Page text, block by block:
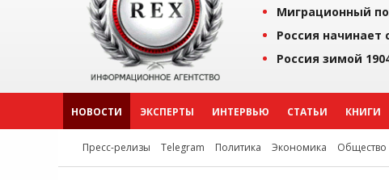
Миграционный
Россия
Россия зимой
НОВОСТИ ЭКСПЕРТЫ ИНТЕРВЬЮ СТАТЬИ КНИГИ
Пресс-релизы Telegram Политика Экономика Общество